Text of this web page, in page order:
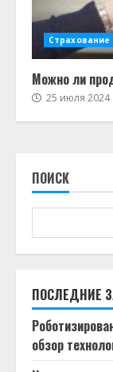
Можно ли
25 июля 2024
ПОИСК
ПОСЛЕДНИЕ
обзор